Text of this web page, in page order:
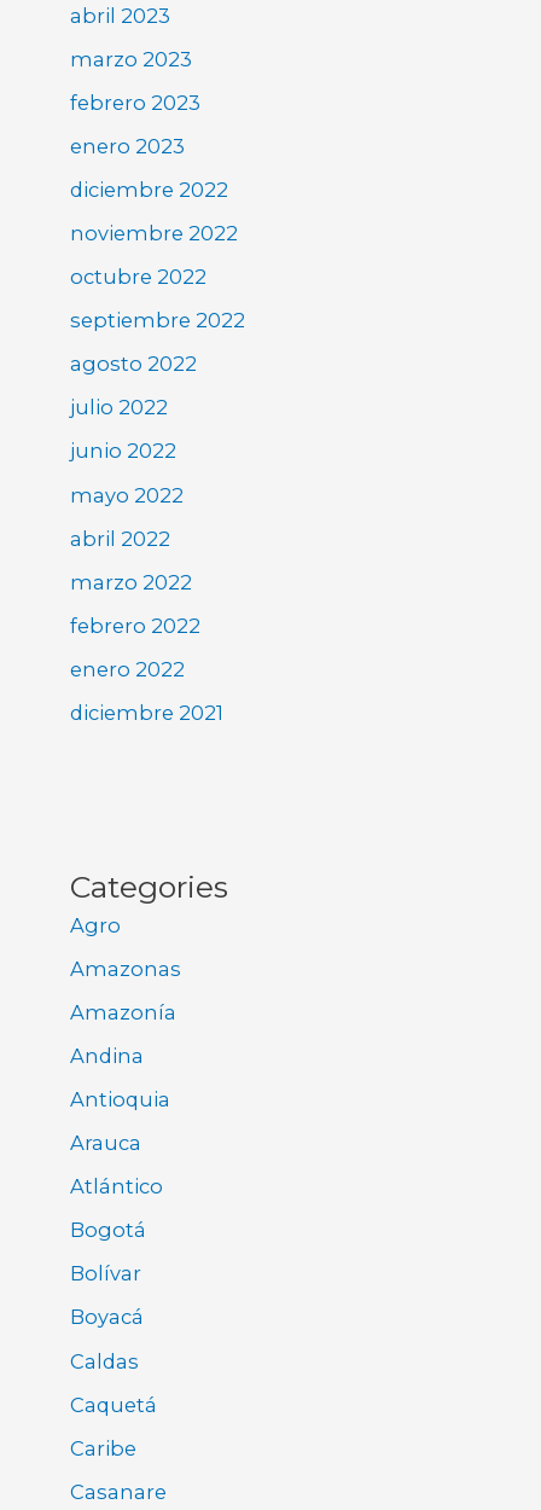
abril 2023
marzo 2023
febrero 2023
enero 2023
diciembre 2022
noviembre 2022
octubre 2022
septiembre 2022
agosto 2022
julio 2022
junio 2022
mayo 2022
abril 2022
marzo 2022
febrero 2022
enero 2022
diciembre 2021
Categories
Agro
Amazonas
Amazonía
Andina
Antioquia
Arauca
Atlántico
Bogotá
Bolívar
Boyacá
Caldas
Caquetá
Caribe
Casanare